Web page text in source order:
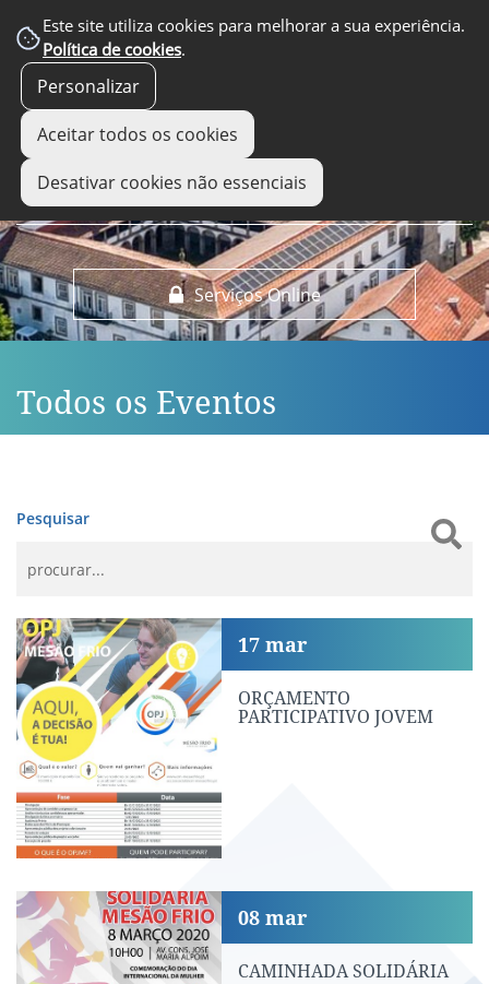
Este site utiliza cookies para melhorar a sua experiência.
Política de cookies.
Personalizar
Aceitar todos os cookies
Desativar cookies não essenciais
Serviços Online
EM DESTAQUE
Todos os Eventos
Pesquisar
ORÇAMENTO PARTICIPATIVO JOVEM
ORÇAMENTO
PARTICIPATIVO JOVEM
17 mar
CAMINHADA SOLIDÁRIA
CAMINHADA SOLIDÁRIA
08 mar